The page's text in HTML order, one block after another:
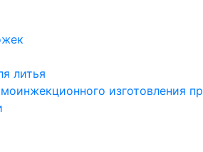
литья
изготовления пр